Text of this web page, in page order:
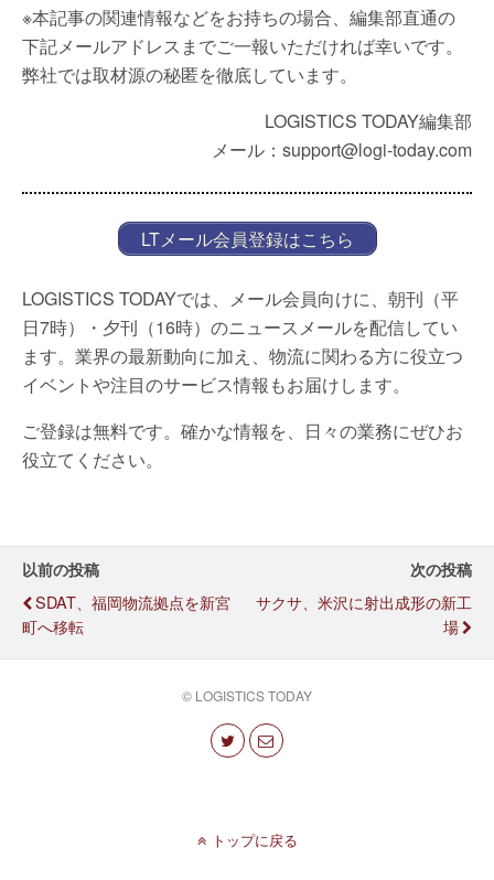
※本記事の関連情報などをお持ちの場合、編集部直通の
下記メールアドレスまでご一報いただければ幸いです。
弊社では取材源の秘匿を徹底しています。
LOGISTICS TODAY編集部
メール：support@logi-today.com
LTメール会員登録はこちら
LOGISTICS TODAYでは、メール会員向けに、朝刊（平
日7時）・夕刊（16時）のニュースメールを配信してい
ます。業界の最新動向に加え、物流に関わる方に役立つ
イベントや注目のサービス情報もお届けします。
ご登録は無料です。確かな情報を、日々の業務にぜひお
役立てください。
以前の投稿
SDAT、福岡物流拠点を新宮
町へ移転
次の投稿
サクサ、米沢に射出成形の新工
場
© LOGISTICS TODAY
トップに戻る